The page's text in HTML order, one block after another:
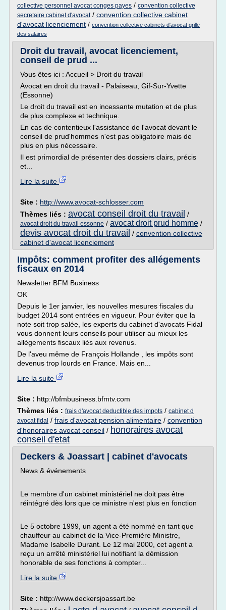
collective personnel avocat conges payes / convention collective
secretaire cabinet d'avocat/ convention collective cabinet
d'avocat licenciement / convention collective cabinets d'avocat grille
des salaires
Droit du travail, avocat licenciement,
conseil de prud ...
Vous êtes ici : Accueil > Droit du travail
Avocat en droit du travail - Palaiseau, Gif-Sur-Yvette
(Essonne)
Le droit du travail est en incessante mutation et de plus
de plus complexe et technique.
En cas de contentieux l'assistance de l'avocat devant le
conseil de prud'hommes n'est pas obligatoire mais de
plus en plus nécessaire.
Il est primordial de présenter des dossiers clairs, précis
et...
Lire la suite
Site : http://www.avocat-schlosser.com
Thèmes liés : avocat conseil droit du travail /
avocat droit du travail essonne / avocat droit prud homme /
devis avocat droit du travail / convention collective
cabinet d'avocat licenciement
Impôts: comment profiter des allégements
fiscaux en 2014
Newsletter BFM Business
OK
Depuis le 1er janvier, les nouvelles mesures fiscales du
budget 2014 sont entrées en vigueur. Pour éviter que la
note soit trop salée, les experts du cabinet d'avocats Fidal
vous donnent leurs conseils pour utiliser au mieux les
allégements fiscaux liés aux revenus.
De l'aveu même de François Hollande , les impôts sont
devenus trop lourds en France. Mais en...
Lire la suite
Site : http://bfmbusiness.bfmtv.com
Thèmes liés : frais d'avocat deductible des impots / cabinet d
avocat fidal / frais d'avocat pension alimentaire / convention
d'honoraires avocat conseil / honoraires avocat
conseil d'etat
Deckers & Joassart | cabinet d'avocats
News & événements
Le membre d'un cabinet ministériel ne doit pas être
réintégré dès lors que ce ministre n'est plus en fonction
Le 5 octobre 1999, un agent a été nommé en tant que
chauffeur au cabinet de la Vice-Première Ministre,
Madame Isabelle Durant. Le 12 mai 2000, cet agent a
reçu un arrêté ministériel lui notifiant la démission
honorable de ses fonctions à compter...
Lire la suite
Site : http://www.deckersjoassart.be